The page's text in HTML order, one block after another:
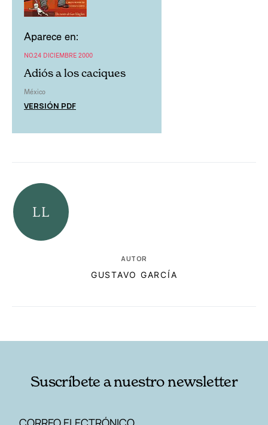
Aparece en:
NO.24 DICIEMBRE 2000
Adiós a los caciques
México
VERSIÓN PDF
AUTOR
GUSTAVO GARCÍA
Suscríbete a nuestro newsletter